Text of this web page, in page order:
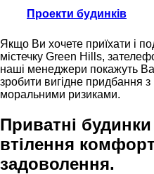
Проекти будинків
Якщо Ви хочете приїхати і
містечку Green Hills,
наші менеджери покажуть
зробити вигідне придбання
моральними ризиками.
Приватні
втілення
задоволення.